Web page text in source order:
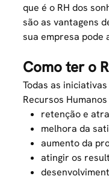
que é o RH dos
são as vantagens
sua empresa pode
Como ter o
Todas as
Recursos
retenção e
melhora da
aumento da
atingir os